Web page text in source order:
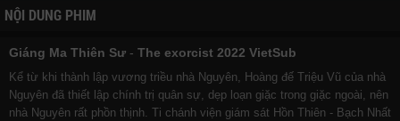
NỘI DUNG PHIM
Giáng Ma Thiên Sư - The exorcist 2022 VietSub
Kể từ khi thành lập vương triều nhà Nguyên, Hoàng đế Triệu Vũ của nhà
Nguyên đã thiết lập chính trị quân sự, dẹp loạn giặc trong giặc ngoài, nên
nhà Nguyên rất phồn thịnh. Ti chánh viện giám sát Hồn Thiên - Bạch Nhất